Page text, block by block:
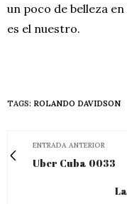
un poco de belleza
es el nuestro.
TAGS: ROLANDO DAVIDSON
ENTRADA ANTERIOR
Uber Cuba 0033